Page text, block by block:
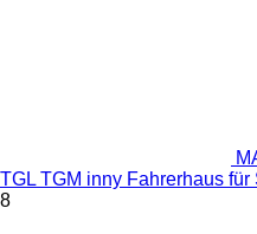
TGL TGM inny Fahrerhaus
8